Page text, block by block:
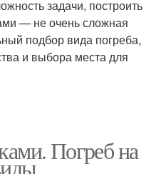
задачи, построить
— не очень сложная
подбор вида погреба,
и выбора места для
Погреб на